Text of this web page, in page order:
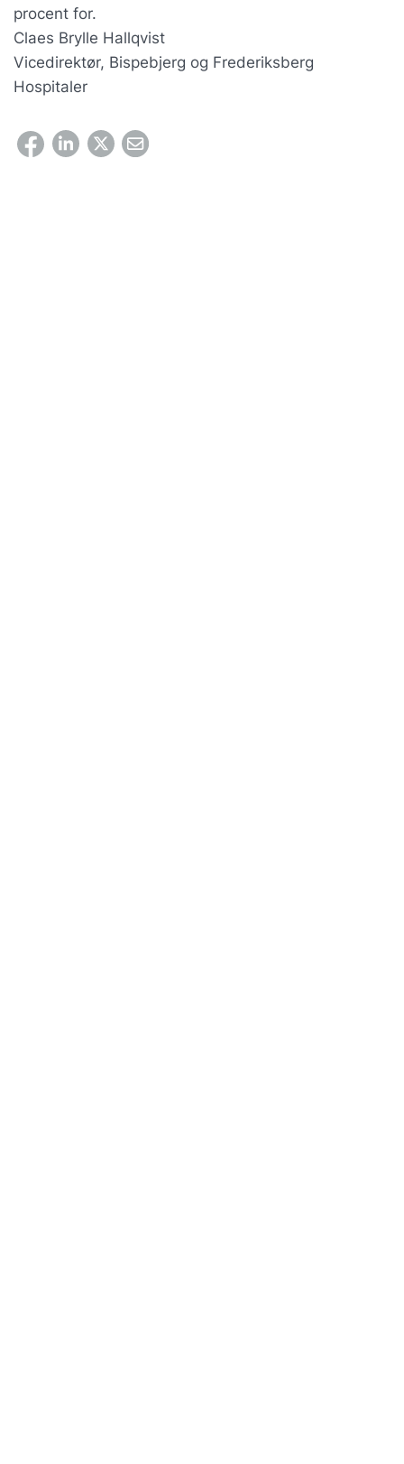
procent for.
Claes Brylle Hallqvist
Vicedirektør, Bispebjerg og Frederiksberg
Hospitaler